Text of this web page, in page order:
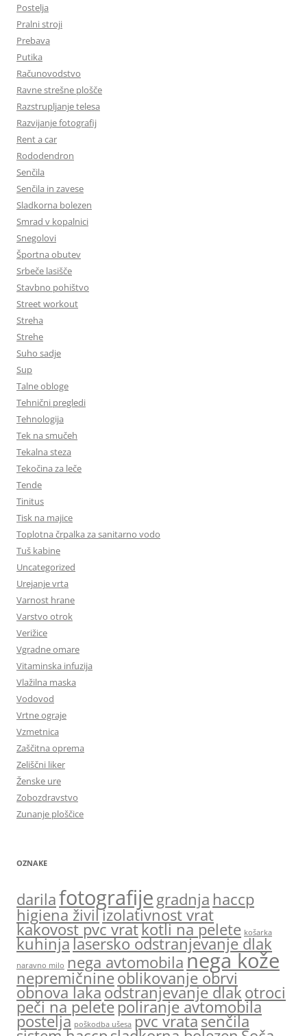
Postelja
Pralni stroji
Prebava
Putika
Računovodstvo
Ravne strešne plošče
Razstrupljanje telesa
Razvijanje fotografij
Rent a car
Rododendron
Senčila
Senčila in zavese
Sladkorna bolezen
Smrad v kopalnici
Snegolovi
Športna obutev
Srbeče lasišče
Stavbno pohištvo
Street workout
Streha
Strehe
Suho sadje
Sup
Talne obloge
Tehnični pregledi
Tehnologija
Tek na smučeh
Tekalna steza
Tekočina za leče
Tende
Tinitus
Tisk na majice
Toplotna črpalka za sanitarno vodo
Tuš kabine
Uncategorized
Urejanje vrta
Varnost hrane
Varstvo otrok
Verižice
Vgradne omare
Vitaminska infuzija
Vlažilna maska
Vodovod
Vrtne ograje
Vzmetnica
Zaščitna oprema
Zeliščni liker
Ženske ure
Zobozdravstvo
Zunanje ploščice
OZNAKE
darilafotografije gradnja haccp
higiena živilizolativnost vrat
kakovost pvc vratkotli na pelete košarka
kuhinjalasersko odstranjevanje dlak
naravno milo nega avtomobila nega kože
nepremičnineoblikovanje obrvi
obnova lakaodstranjevanje dlak otroci
peči na peletepoliranje avtomobila
postelja poškodba ušesa pvc vratasenčila